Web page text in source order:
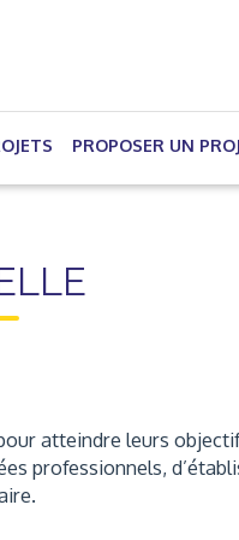
PROPOSER UN
atteindre leurs
professionnels,